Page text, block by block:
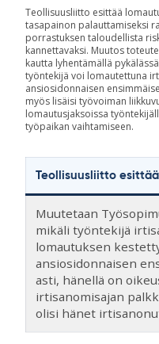
Teollisuusliitto esittää
tasapainon palauttamiseksi
porrastuksen taloudellista
kannettavaksi. Muutos
kautta lyhentämällä
työntekijä voi lomautettuna
ansiosidonnaisen
myös lisäisi työvoiman
lomautusjaksoissa
työpaikan vaihtamiseen.
Teollisuusliitto
Muutetaan
mikäli työntekijä
lomautuksen
ansiosidonnaisen
asti, hänellä on
irtisanomisajan
olisi hänet